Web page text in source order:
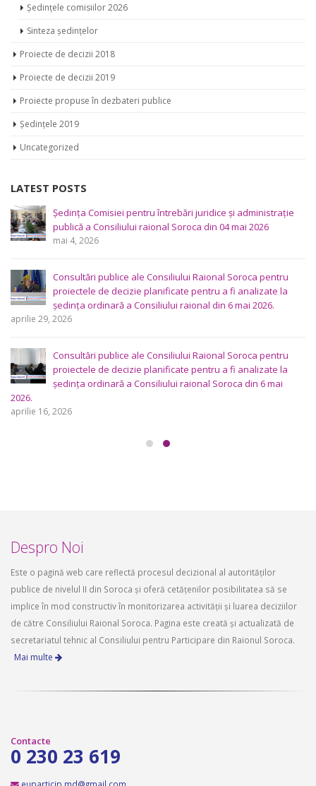
Ședințele comisiilor 2026
Sinteza ședințelor
Proiecte de decizii 2018
Proiecte de decizii 2019
Proiecte propuse în dezbateri publice
Ședințele 2019
Uncategorized
LATEST POSTS
Ședința Comisiei pentru întrebări juridice şi administraţie
publică a Consiliului raional Soroca din 04 mai 2026
mai 4, 2026
Consultări publice ale Consiliului Raional Soroca pentru
proiectele de decizie planificate pentru a fi analizate la
ședința ordinară a Consiliului raional din 6 mai 2026.
aprilie 29, 2026
Consultări publice ale Consiliului Raional Soroca pentru
proiectele de decizie planificate pentru a fi analizate la
ședința ordinară a Consiliului raional Soroca din 6 mai
2026.
aprilie 16, 2026
Despro Noi
Este o pagină web care reflectă procesul decizional al autorităților
publice de nivelul II din Soroca și oferă cetățenilor posibilitatea să se
implice în mod constructiv în monitorizarea activității și luarea deciziilor
de către Consiliului Raional Soroca. Pagina este creată și actualizată de
secretariatul tehnic al Consiliului pentru Participare din Raionul Soroca.
Mai multe
Contacte
0 230 23 619